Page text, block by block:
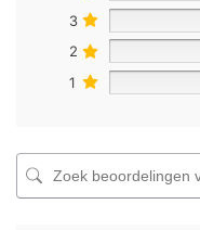
3
2
1